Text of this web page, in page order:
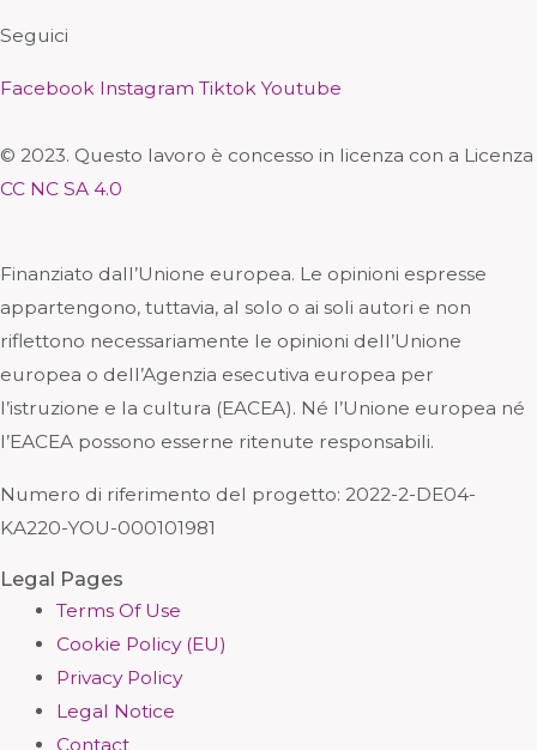
Seguici
Facebook Instagram Tiktok Youtube
© 2023. Questo lavoro è concesso in licenza con a Licenza
CC NC SA 4.0
Finanziato dall’Unione europea. Le opinioni espresse
appartengono, tuttavia, al solo o ai soli autori e non
riflettono necessariamente le opinioni dell’Unione
europea o dell’Agenzia esecutiva europea per
l’istruzione e la cultura (EACEA). Né l’Unione europea né
l’EACEA possono esserne ritenute responsabili.
Numero di riferimento del progetto: 2022-2-DE04-
KA220-YOU-000101981
Legal Pages
Terms Of Use
Cookie Policy (EU)
Privacy Policy
Legal Notice
Contact